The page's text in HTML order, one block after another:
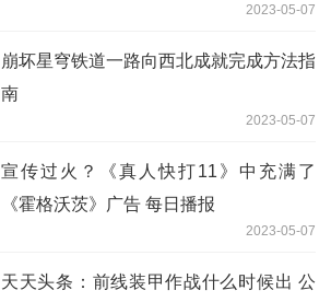
2023-05-07
崩坏星穹铁道一路向西北成就完成方法指
南
2023-05-07
宣传过火？《真人快打11》中充满了
《霍格沃茨》广告 每日播报
2023-05-07
天天头条：前线装甲作战什么时候出 公